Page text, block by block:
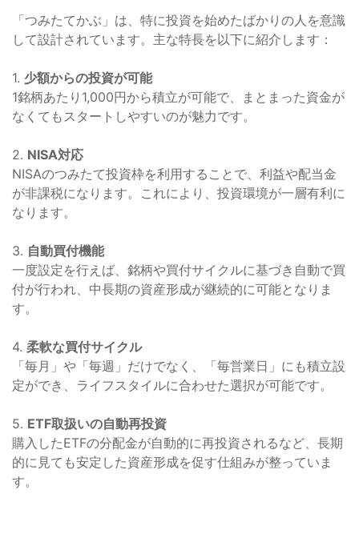
「つみたてかぶ」は、特に投資を始めたばかりの人を意識
して設計されています。主な特長を以下に紹介します：
1. 少額からの投資が可能
1銘柄あたり1,000円から積立が可能で、まとまった資金が
なくてもスタートしやすいのが魅力です。
2. NISA対応
NISAのつみたて投資枠を利用することで、利益や配当金
が非課税になります。これにより、投資環境が一層有利に
なります。
3. 自動買付機能
一度設定を行えば、銘柄や買付サイクルに基づき自動で買
付が行われ、中長期の資産形成が継続的に可能となりま
す。
4. 柔軟な買付サイクル
「毎月」や「毎週」だけでなく、「毎営業日」にも積立設
定ができ、ライフスタイルに合わせた選択が可能です。
5. ETF取扱いの自動再投資
購入したETFの分配金が自動的に再投資されるなど、長期
的に見ても安定した資産形成を促す仕組みが整っていま
す。